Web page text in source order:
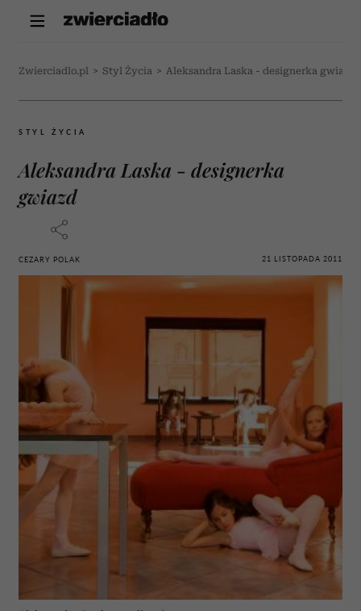
Zwierciadlo.pl > Styl Życia > Aleksandra Laska - designerka gwiazd
STYL ŻYCIA
Aleksandra Laska - designerka
gwiazd
CEZARY POLAK 21 LISTOPADA 2011